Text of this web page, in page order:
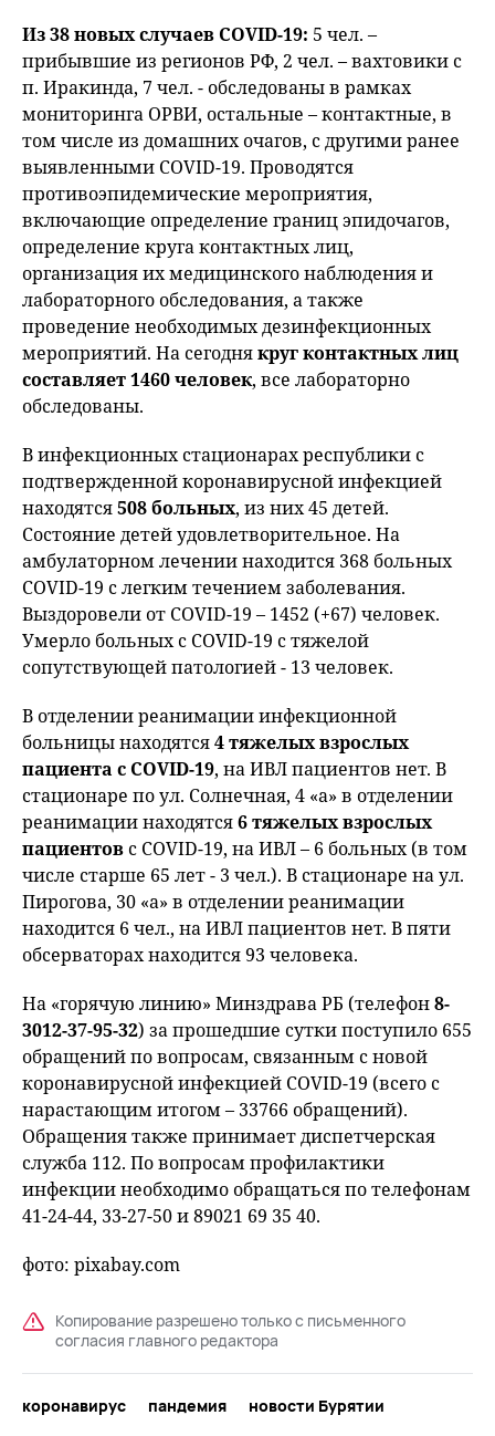
Из 38 новых случаев COVID-19: 5 чел. –
прибывшие из регионов РФ, 2 чел. – вахтовики с
п. Иракинда, 7 чел. - обследованы в рамках
мониторинга ОРВИ, остальные – контактные, в
том числе из домашних очагов, с другими ранее
выявленными COVID-19. Проводятся
противоэпидемические мероприятия,
включающие определение границ эпидочагов,
определение круга контактных лиц,
организация их медицинского наблюдения и
лабораторного обследования, а также
проведение необходимых дезинфекционных
мероприятий. На сегоднякруг контактных лиц
составляет 1460 человек, все лабораторно
обследованы.
В инфекционных стационарах республики с
подтвержденной коронавирусной инфекцией
находятся508 больных, из них 45 детей.
Состояние детей удовлетворительное. На
амбулаторном лечении находится 368 больных
COVID-19 с легким течением заболевания.
Выздоровели от COVID-19 – 1452 (+67) человек.
Умерло больных с COVID-19 с тяжелой
сопутствующей патологией - 13 человек.
В отделении реанимации инфекционной
больницы находятся4 тяжелых взрослых
пациента с COVID-19, на ИВЛ пациентов нет. В
стационаре по ул. Солнечная, 4 «а» в отделении
реанимации находятся6 тяжелых взрослых
пациентовс COVID-19, на ИВЛ – 6 больных (в том
числе старше 65 лет - 3 чел.). В стационаре на ул.
Пирогова, 30 «а» в отделении реанимации
находится 6 чел., на ИВЛ пациентов нет. В пяти
обсерваторах находится 93 человека.
На «горячую линию» Минздрава РБ (телефон8-
3012-37-95-32) за прошедшие сутки поступило 655
обращений по вопросам, связанным с новой
коронавирусной инфекцией COVID-19 (всего с
нарастающим итогом – 33766 обращений).
Обращения также принимает диспетчерская
служба 112. По вопросам профилактики
инфекции необходимо обращаться по телефонам
41-24-44, 33-27-50 и 89021 69 35 40.
фото: pixabay.com
Копирование разрешено только с письменного
согласия главного редактора
коронавирус пандемия
новости Бурятии